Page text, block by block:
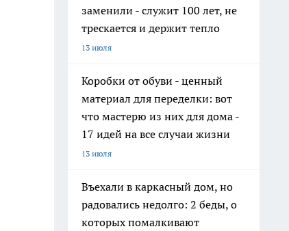
заменили - служит 100 лет, не
трескается и держит тепло
13 июля
Коробки от обуви - ценный
материал для переделки: вот
что мастерю из них для дома -
17 идей на все случаи жизни
13 июля
Въехали в каркасный дом, но
радовались недолго: 2 беды, о
которых помалкивают